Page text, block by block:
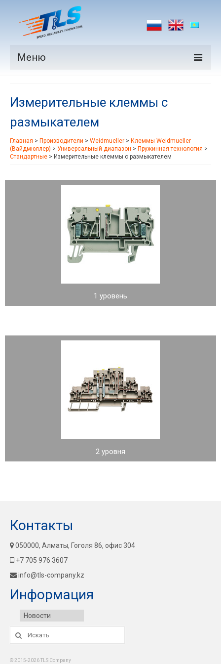
Меню
Производители
Рынки
Новости
Измерительные клеммы с
размыкателем
Главная > Производители > Weidmueller > Клеммы Weidmueller
(Вайдмюллер) > Универсальный диапазон > Пружинная технология >
Стандартные > Измерительные клеммы с размыкателем
1 уровень
2 уровня
Контакты
050000, Алматы, Гоголя 86, офис 304
+7 705 976 3607
info@tls-company.kz
Информация
Новости
Искать:
© 2015-2026 TLS Company